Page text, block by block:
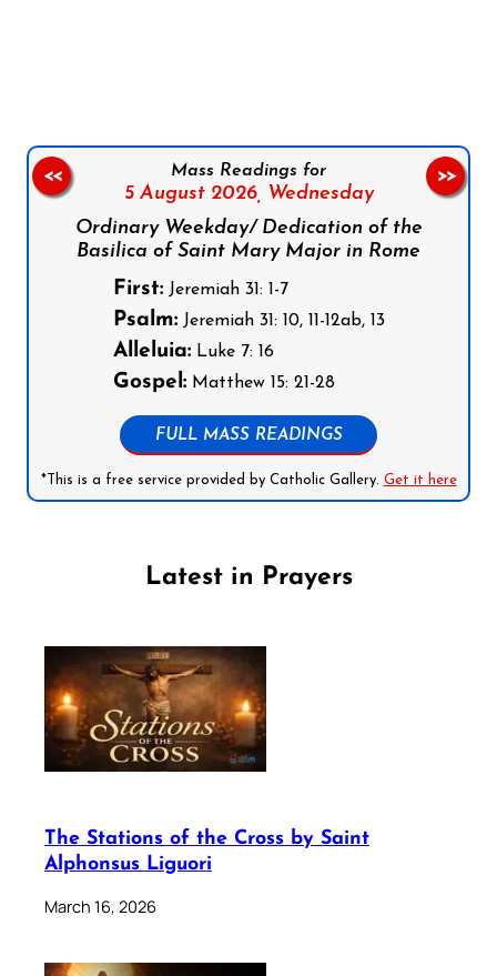
Mass Readings for
5 August 2026, Wednesday
Ordinary Weekday/ Dedication of the
Basilica of Saint Mary Major in Rome
First:Jeremiah 31: 1-7
Psalm:Jeremiah 31: 10, 11-12ab, 13
Alleluia:Luke 7: 16
Gospel:Matthew 15: 21-28
FULL MASS READINGS
*This is a free service provided by Catholic Gallery. Get it here
<< >>
Latest in Prayers
The Stations of the Cross by Saint
Alphonsus Liguori
March 16, 2026